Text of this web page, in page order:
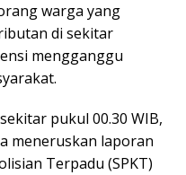
warga yang
di sekitar
mengganggu
pukul 00.30 WIB,
meneruskan laporan
Terpadu (SPKT)